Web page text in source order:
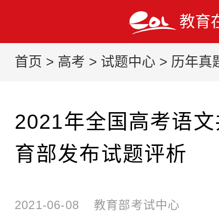
教育
首页 > 高考 > 试题中心 > 历年真
2021年全国高考语
育部发布试题评析
2021-06-08 教育部考试中心